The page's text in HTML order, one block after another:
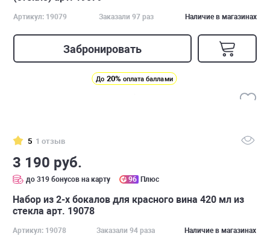
Артикул: 19079 Заказали 97 раз Наличие в магазинах
Забронировать
До 20% оплата баллами
5 1 отзыв
3 190 руб.
до 319 бонусов на карту 96 Плюс
Набор из 2-х бокалов для красного вина 420 мл из
стекла арт. 19078
Артикул: 19078 Заказали 94 раза Наличие в магазинах